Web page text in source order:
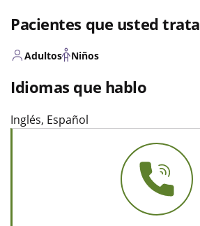
Pacientes que usted trata
Adultos Niños
Idiomas que hablo
Inglés, Español